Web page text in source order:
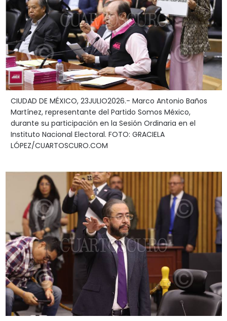
CIUDAD DE MÉXICO, 23JULIO2026.- Marco Antonio Baños
Martínez, representante del Partido Somos México,
durante su participación en la Sesión Ordinaria en el
Instituto Nacional Electoral. FOTO: GRACIELA
LÓPEZ/CUARTOSCURO.COM